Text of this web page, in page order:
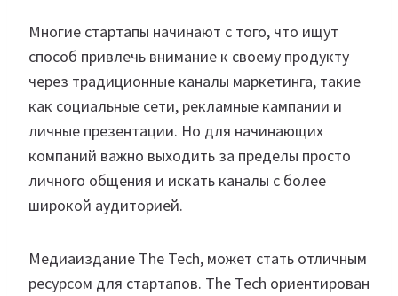
Многие стартапы начинают с того, что ищут
способ привлечь внимание к своему продукту
через традиционные каналы маркетинга, такие
как социальные сети, рекламные кампании и
личные презентации. Но для начинающих
компаний важно выходить за пределы просто
личного общения и искать каналы с более
широкой аудиторией.
Медиаиздание The Tech, может стать отличным
ресурсом для стартапов. The Tech ориентирован